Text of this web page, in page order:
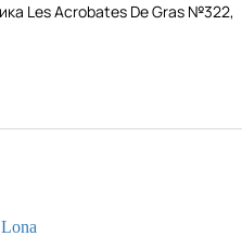
Les Acrobates De Gras №322,